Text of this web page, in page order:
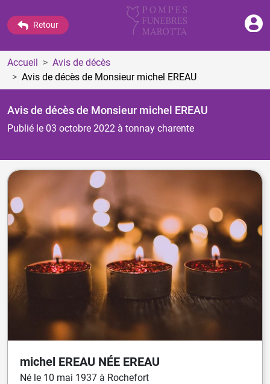
Retour
Accueil
Avis de décès
Avis de décès de Monsieur michel EREAU
Avis de décès de Monsieur michel EREAU
Publié le 03 octobre 2022 à tonnay charente
michel EREAU NÉE EREAU
Né le 10 mai 1937 à Rochefort